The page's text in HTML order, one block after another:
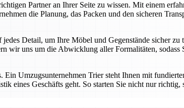
Partner an Ihrer Seite zu wissen. Mit einem
die Planung, das Packen und den sicheren
Detail, um Ihre Möbel und Gegenstände sicher
uns um die Abwicklung aller Formalitäten, sodass
Ein Umzugsunternehmen Trier steht Ihnen mit
eines Geschäfts geht. So starten Sie nicht nur